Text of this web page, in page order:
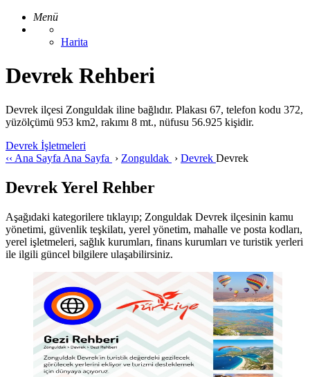
Menü
Harita
Devrek Rehberi
Devrek ilçesi Zonguldak iline bağlıdır. Plakası 67, telefon kodu 372,
yüzölçümü 953 km2, rakımı 8 mt., nüfusu 56.925 kişidir.
Devrek İşletmeleri
‹‹ Ana Sayfa Ana Sayfa › Zonguldak › Devrek Devrek
Devrek Yerel Rehber
Aşağıdaki kategorilere tıklayıp; Zonguldak Devrek ilçesinin kamu
yönetimi, güvenlik teşkilatı, yerel yönetim, mahalle ve posta kodları,
yerel işletmeleri, sağlık kurumları, finans kurumları ve turistik yerleri
ile ilgili güncel bilgilere ulaşabilirsiniz.